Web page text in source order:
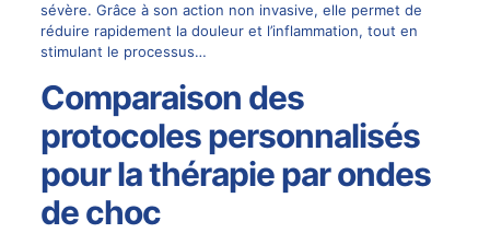
sévère. Grâce à son action non invasive, elle permet de
réduire rapidement la douleur et l’inflammation, tout en
stimulant le processus…
Comparaison des
protocoles personnalisés
pour la thérapie par ondes
de choc